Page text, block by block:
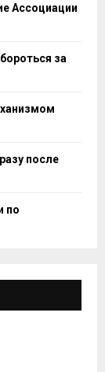
Ассоциации
за
после
по